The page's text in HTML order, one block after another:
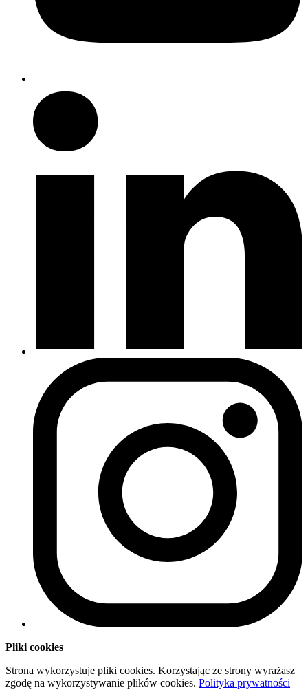
Pliki cookies
Strona wykorzystuje pliki cookies. Korzystając ze strony wyrażasz
zgodę na wykorzystywanie plików cookies. Polityka prywatności